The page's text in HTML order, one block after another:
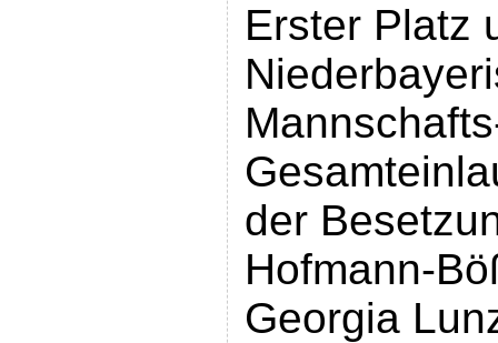
Erster Platz
der
Hofmann-
Georgia